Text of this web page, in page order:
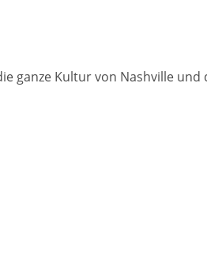
ganze Kultur von Nashville